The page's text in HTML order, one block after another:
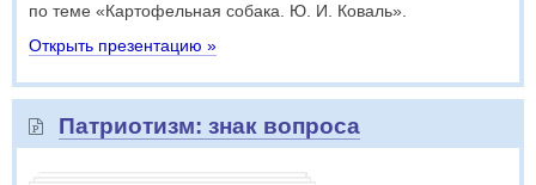
по теме «Картофельная собака. Ю. И. Коваль».
Открыть презентацию »
Патриотизм: знак вопроса